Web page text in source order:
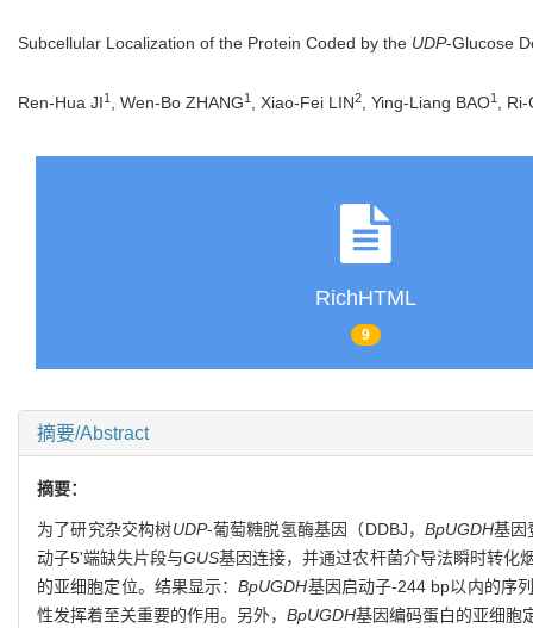
Subcellular Localization of the Protein Coded by the UDP-Glucose
Ren-Hua JI1 , Wen-Bo ZHANG1 , Xiao-Fei LIN2 , Ying-Liang BAO1 ,
RichHTML
9
摘要/Abstract
摘要：
为了研究杂交构树UDP-葡萄糖脱氢酶基因（DDBJ， BpUGDH基因
动子5'端缺失片段与GUS基因连接，并通过农杆菌介导法瞬时转化
的亚细胞定位。结果显示：BpUGDH基因启动子-244 bp以内的序
性发挥着至关重要的作用。另外， BpUGDH基因编码蛋白的亚细胞